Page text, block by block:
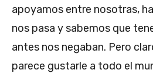
apoyamos entre nosotras,
nos pasa y sabemos que
antes nos negaban. Pero
parece gustarle a todo el